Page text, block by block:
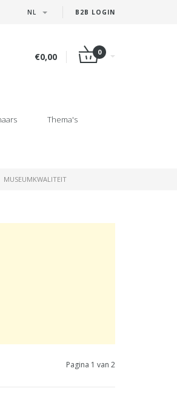
B2B LOGIN
NL
€0,00 0
Thema's
MUSEUMKWALITEIT
Pagina 1 van 2